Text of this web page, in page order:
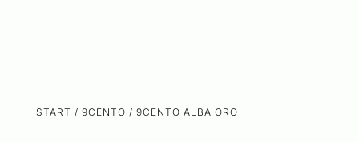
START / 9CENTO / 9CENTO ALBA ORO